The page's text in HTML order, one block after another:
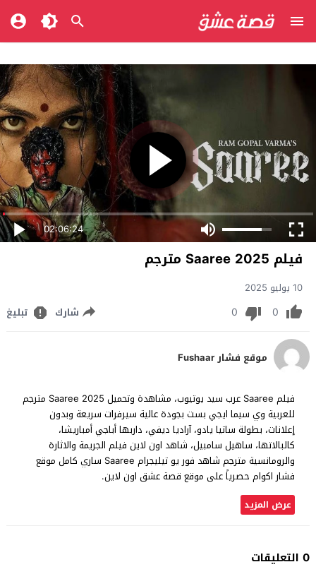
02:06:24
فيلم Saaree 2025 مترجم
10 يوليو 2025
0
0 شارك تبليغ
موقع فشار Fushaar
فيلم Saaree عرب سيد يوتيوب، مشاهدة وتحميل Saaree 2025 مترجم
للعربية وي سيما ايجي بست بجودة عالية سيرفرات سريعة وبدون
إعلانات، بطولة ساتيا يادو، آراديا ديفي، داربها أباجي أمباريشا،
كالبالاتها، ساهيل سامبيل، شاهد اون لاين فيلم الجريمة والاثارة
والرومانسية مترجم شاهد فور يو تيليجرام Saaree ساري كامل موقع
فشار اكوام حصرياً على موقع قصة عشق اون لاين.
عرض المزيد
0 التعليقات